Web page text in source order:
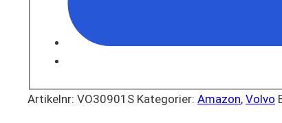
Artikelnr: VO30901S Kategorier: Amazon, Volvo